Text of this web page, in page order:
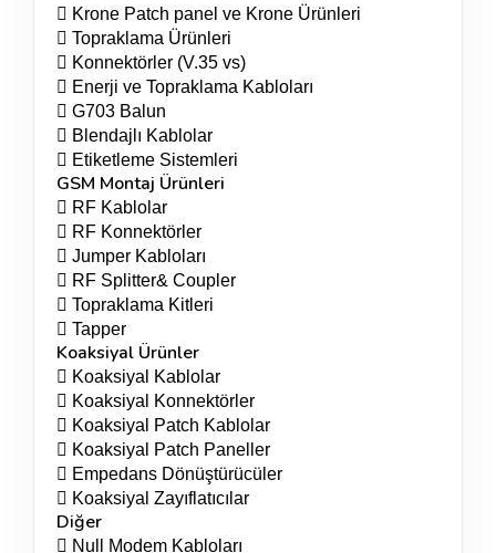
 Krone Patch panel ve Krone Ürünleri
 Topraklama Ürünleri
 Konnektörler (V.35 vs)
 Enerji ve Topraklama Kabloları
 G703 Balun
 Blendajlı Kablolar
 Etiketleme Sistemleri
GSM Montaj Ürünleri
 RF Kablolar
 RF Konnektörler
 Jumper Kabloları
 RF Splitter& Coupler
 Topraklama Kitleri
 Tapper
Koaksiyal Ürünler
 Koaksiyal Kablolar
 Koaksiyal Konnektörler
 Koaksiyal Patch Kablolar
 Koaksiyal Patch Paneller
 Empedans Dönüştürücüler
 Koaksiyal Zayıflatıcılar
Diğer
 Null Modem Kabloları